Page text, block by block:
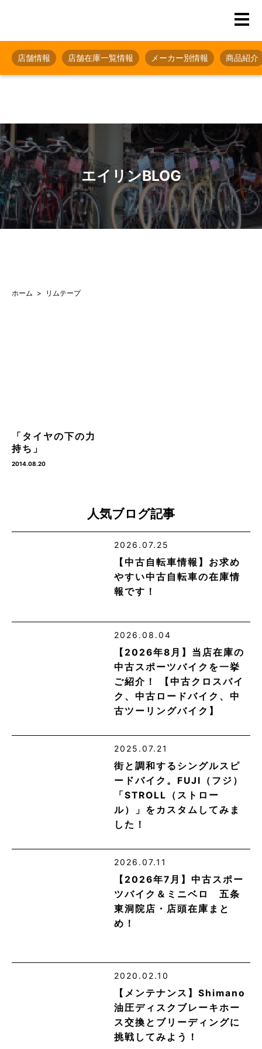
店舗情報 店舗在庫一覧情報 メーカー別情報 商品紹介
エイリンBLOG
ホーム リムテープ
「タイヤの下の力
持ち」
2014.08.20
人気ブログ記事
2026.07.25
【中古自転車情報】お求め
やすい中古自転車の在庫情
報です！
2026.08.04
【2026年8月】当店在庫の
中古スポーツバイクを一挙
ご紹介！ 【中古クロスバイ
ク、中古ロードバイク、中
古ツーリングバイク】
2025.07.21
街と調和するシングルスピ
ードバイク。FUJI（フジ）
「STROLL（ストロー
ル）」をカスタムしてみま
した！
2026.07.11
【2026年7月】中古スポー
ツバイク＆ミニベロ 五条
東洞院店・店頭在庫まと
め！
2020.02.10
【メンテナンス】Shimano
油圧ディスクブレーキホー
ス交換とブリーディングに
挑戦してみよう！